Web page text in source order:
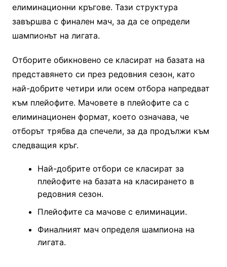
елиминационни кръгове. Тази структура
завършва с финален мач, за да се определи
шампионът на лигата.
Отборите обикновено се класират на базата на
представянето си през редовния сезон, като
най-добрите четири или осем отбора напредват
към плейофите. Мачовете в плейофите са с
елиминационен формат, което означава, че
отборът трябва да спечели, за да продължи към
следващия кръг.
Най-добрите отбори се класират за
плейофите на базата на класирането в
редовния сезон.
Плейофите са мачове с елиминации.
Финалният мач определя шампиона на
лигата.